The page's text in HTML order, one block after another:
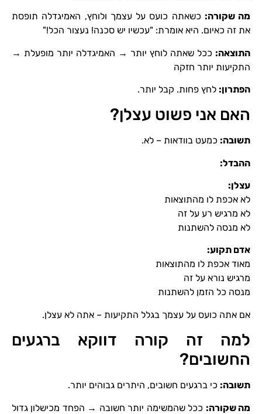
מה שקורה: כשאתה כועס על עצמך ולוחץ, האמיגדלה תופסת
את זה כאיום. היא אומרת: "עכשיו יש סכנה! נעצור הכל!"
התוצאה: ככל שאתה לוחץ יותר → האמיגדלה יותר מופעלת →
התקיעות יותר חזקה
הפתרון: לחץ פחות. קבל יותר.
האם אני פשוט עצלן?
תשובה: כמעט בוודאות – לא.
ההבדל:
עצלן:
לא אכפת לו מהתוצאות
לא מרגיש רע על זה
לא מנסה להשתנות
אדם תקוע:
מאוד אכפת לו מהתוצאות
מרגיש נורא על זה
מנסה כל הזמן להשתנות
אם אתה כועס על עצמך בגלל התקיעות – אתה לא עצלן.
למה זה קורה דווקא ברגעים
החשובים?
תשובה: כי ברגעים חשובים, היתרים גבוהים יותר.
מה שקורה: ככל שהמשימה יותר חשובה → הפחד מכישלון גדול